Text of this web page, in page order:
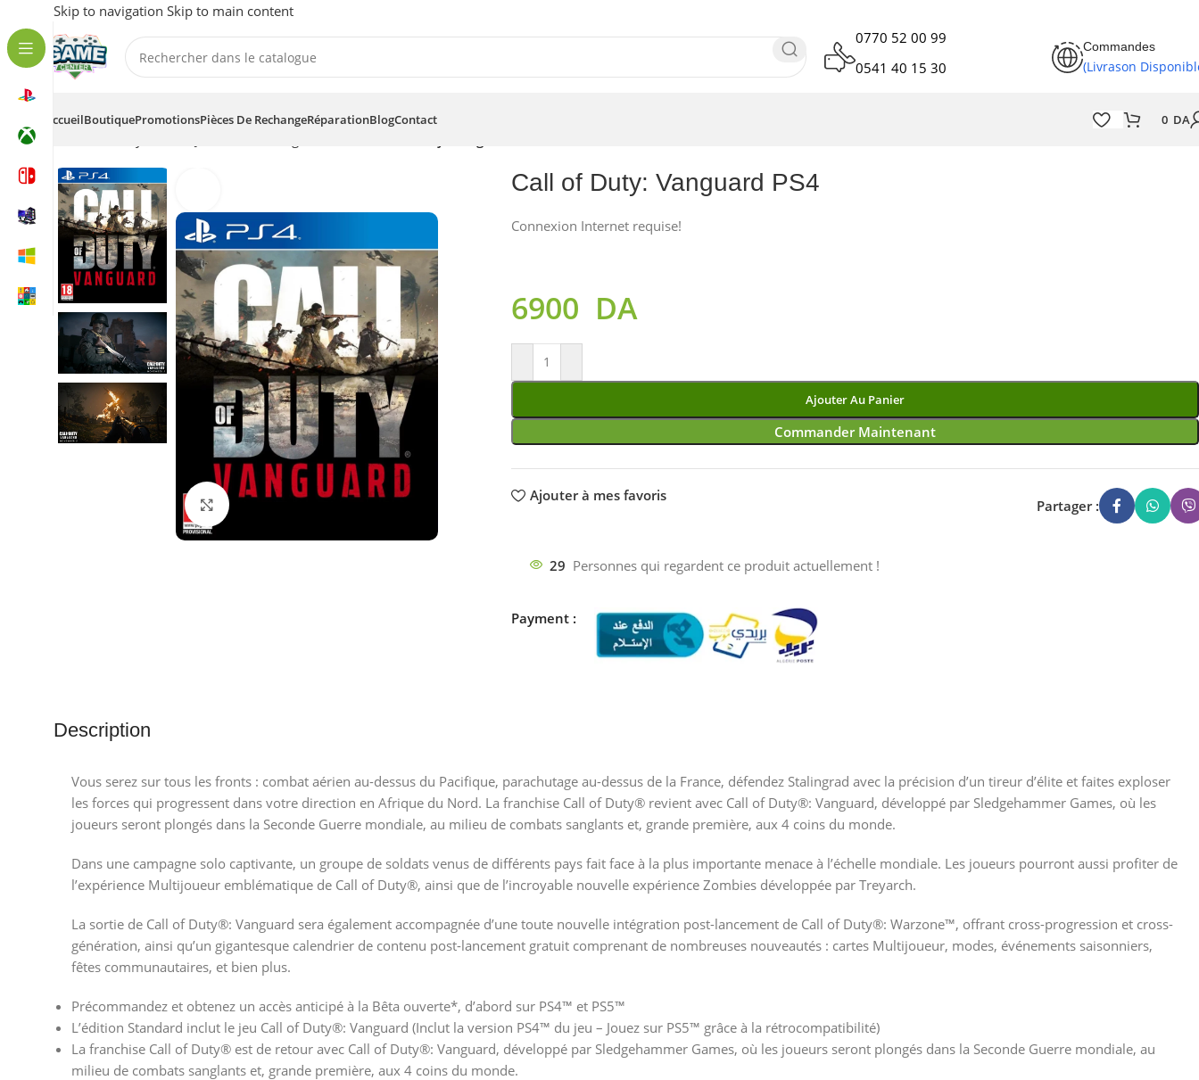
Skip to navigation Skip to main content
0770 52 00 99
0541 40 15 30
Commandes
(Livrason
AccueilBoutiquePromotionsPièces De RechangeRéparationBlogContact 0 DA
Call of Duty: Vanguard PS4
Connexion Internet requise!
6900 DA
Ajouter Au Panier
Commander Maintenant
Ajouter à mes favoris
Partager :
29 Personnes qui regardent ce produit actuellement !
Payment :
Description
Vous serez sur tous les fronts : combat aérien au-dessus du Pacifique, parachutage au-dessus de la France, défendez Stalingrad avec la précision d’un tireur d’élite et faites exploser
les forces qui progressent dans votre direction en Afrique du Nord. La franchise Call of Duty® revient avec Call of Duty®: Vanguard, développé par Sledgehammer Games, où les
joueurs seront plongés dans la Seconde Guerre mondiale, au milieu de combats sanglants et, grande première, aux 4 coins du monde.
Dans une campagne solo captivante, un groupe de soldats venus de différents pays fait face à la plus importante menace à l’échelle mondiale. Les joueurs pourront aussi profiter de
l’expérience Multijoueur emblématique de Call of Duty®, ainsi que de l’incroyable nouvelle expérience Zombies développée par Treyarch.
La sortie de Call of Duty®: Vanguard sera également accompagnée d’une toute nouvelle intégration post-lancement de Call of Duty®: Warzone™, offrant cross-progression et cross-
génération, ainsi qu’un gigantesque calendrier de contenu post-lancement gratuit comprenant de nombreuses nouveautés : cartes Multijoueur, modes, événements saisonniers,
fêtes communautaires, et bien plus.
Précommandez et obtenez un accès anticipé à la Bêta ouverte*, d’abord sur PS4™ et PS5™
L’édition Standard inclut le jeu Call of Duty®: Vanguard (Inclut la version PS4™ du jeu – Jouez sur PS5™ grâce à la rétrocompatibilité)
La franchise Call of Duty® est de retour avec Call of Duty®: Vanguard, développé par Sledgehammer Games, où les joueurs seront plongés dans la Seconde Guerre mondiale, au
milieu de combats sanglants et, grande première, aux 4 coins du monde.